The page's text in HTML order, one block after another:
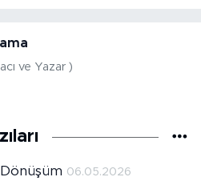
ve Yazar )
06.05.2026